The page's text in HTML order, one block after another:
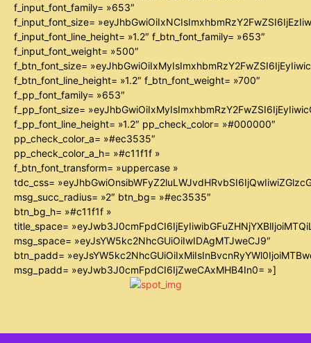
f_input_font_family= »653″
f_input_font_size=
f_input_font_line_height= »1.2″ f_btn_font_family= »653″
f_input_font_weight= »500″
f_btn_font_size=
f_btn_font_line_height= »1.2″ f_btn_font_weight= »700″
f_pp_font_family= »653″
f_pp_font_size=
f_pp_font_line_height= »1.2″ pp_check_color= »#000000″
pp_check_color_a= »#ec3535″
pp_check_color_a_h= »#c11f1f »
f_btn_font_transform= »uppercase »
tdc_css=
msg_succ_radius= »2″ btn_bg= »#ec3535″
btn_bg_h= »#c11f1f »
title_space=
msg_space= »eyJsYW5kc2NhcGUiOiIwIDAgMTJweCJ9″
btn_padd=
msg_padd= »eyJwb3J0cmFpdCI6IjZweCAxMHB4In0= »]